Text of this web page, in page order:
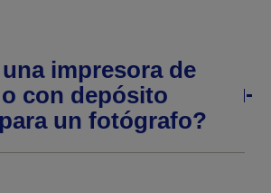
impresora de
con depósito
un fotógrafo?